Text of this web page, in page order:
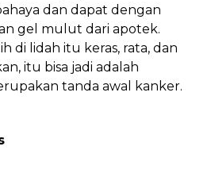
dan dapat dengan
gel mulut dari apotek.
di lidah itu keras, rata, dan
itu bisa jadi adalah
tanda awal kanker.